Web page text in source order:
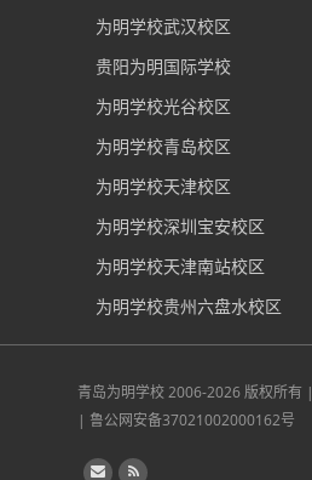
为明学校武汉校区
贵阳为明国际学校
为明学校光谷校区
为明学校青岛校区
为明学校天津校区
为明学校深圳宝安校区
为明学校天津南站校区
为明学校贵州六盘水校区
青岛为明学校2006-2026 版权所有 |
| 鲁公网安备37021002000162号